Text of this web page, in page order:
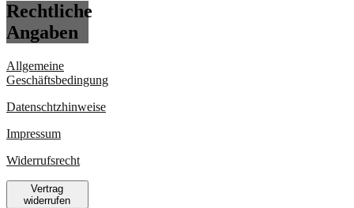
Rechtliche
Angaben
Allgemeine
Geschäftsbedingung
Datenschtzhinweise
Impressum
Widerrufsrecht
Vertrag
widerrufen